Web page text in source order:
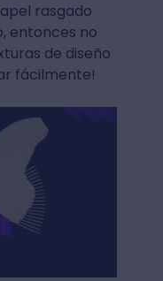
rasgado
entonces no
de diseño
fácilmente!